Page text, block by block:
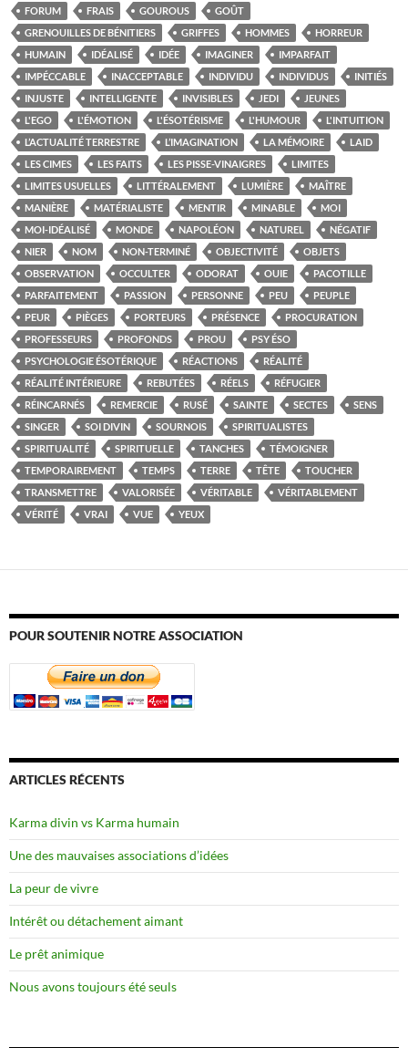
FORUM FRAIS GOUROUS
GOÛT
GRENOUILLES DE BÉNITIERS
GRIFFES HOMMES
HORREUR
HUMAIN
IDÉALISÉ IDÉE IMAGINER
IMPARFAIT
IMPÉCCABLE
INACCEPTABLE INDIVIDU INDIVIDUS
INITIÉS
INJUSTE
INTELLIGENTE INVISIBLES JEDI
JEUNES
L'EGO
L'ÉMOTION L'ÉSOTÉRISME L'HUMOUR
L'INTUITION
L’ACTUALITÉ TERRESTRE
L’IMAGINATION LA MÉMOIRE
LAID
LES CIMES
LES FAITS LES PISSE-VINAIGRES
LIMITES
LIMITES USUELLES
LITTÉRALEMENT LUMIÈRE
MAÎTRE
MANIÈRE
MATÉRIALISTE MENTIR MINABLE
MOI
MOI-IDÉALISÉ
MONDE NAPOLÉON NATUREL
NÉGATIF
NIER
NOM NON-TERMINÉ OBJECTIVITÉ
OBJETS
OBSERVATION
OCCULTER ODORAT OUIE
PACOTILLE
PARFAITEMENT
PASSION PERSONNE PEU
PEUPLE
PEUR
PIÈGES PORTEURS PRÉSENCE
PROCURATION
PROFESSEURS
PROFONDS PROU
PSY ÉSO
PSYCHOLOGIE ÉSOTÉRIQUE
RÉACTIONS
RÉALITÉ
RÉALITÉ INTÉRIEURE
REBUTÉES RÉELS
RÉFUGIER
RÉINCARNÉS
REMERCIE RUSÉ SAINTE SECTES
SENS
SINGER
SOI DIVIN SOURNOIS
SPIRITUALISTES
SPIRITUALITÉ
SPIRITUELLE TANCHES
TÉMOIGNER
TEMPORAIREMENT
TEMPS TERRE TÊTE
TOUCHER
TRANSMETTRE
VALORISÉE VÉRITABLE
VÉRITABLEMENT
VÉRITÉ
VRAI VUE YEUX
POUR SOUTENIR NOTRE ASSOCIATION
ARTICLES RÉCENTS
Karma divin vs Karma humain
Une des mauvaises associations d’idées
La peur de vivre
Intérêt ou détachement aimant
Le prêt animique
Nous avons toujours été seuls